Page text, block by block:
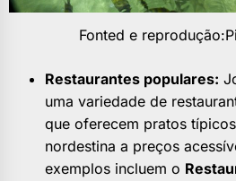
Fonted e
Restaurantes populares:
uma variedade de
que oferecem pratos
nordestina a preços
exemplos incluem o